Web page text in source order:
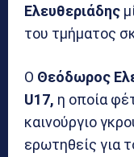
Ελευθεριάδης
του τμήματος
Ο Θεόδωρος
U17, η οποία
καινούργιο
ερωτηθείς για